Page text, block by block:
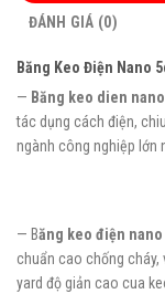
ĐÁNH GIÁ (0)
Băng Keo Điện Nano
— Băng keo dien
tác dụng cách điện,
ngành công nghiệp lớn
— Băng keo điện nano
chuẩn cao chống
yard độ giản cao cua